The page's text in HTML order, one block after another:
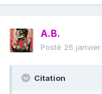
A.B.
Posté 26
Citation